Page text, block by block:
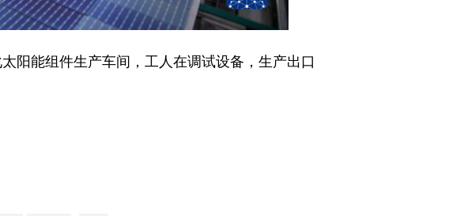
能组件生产车间，工人在调试设备，生产出口